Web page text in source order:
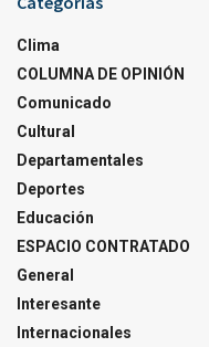
Clima
COLUMNA DE OPINIÓN
Comunicado
Cultural
Departamentales
Deportes
Educación
ESPACIO CONTRATADO
General
Interesante
Internacionales